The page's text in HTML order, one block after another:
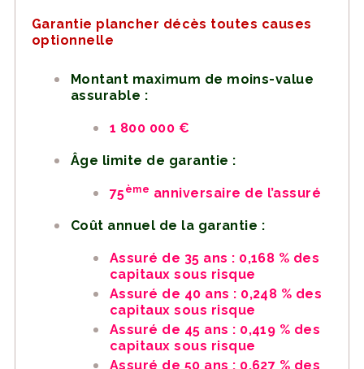
Garantie plancher décès toutes causes
optionnelle
Montant maximum de moins-value
assurable :
1 800 000 €
Âge limite de garantie :
75ème anniversaire de l’assuré
Coût annuel de la garantie :
Assuré de 35 ans : 0,168 % des
capitaux sous risque
Assuré de 40 ans : 0,248 % des
capitaux sous risque
Assuré de 45 ans : 0,419 % des
capitaux sous risque
Assuré de 50 ans : 0,627 % des